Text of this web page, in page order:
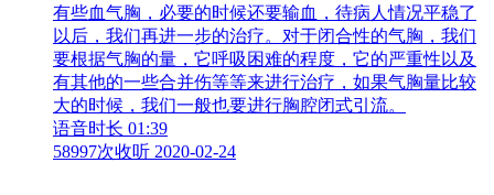
有些血气胸，必要的时候还要输血，待病人情况平稳了
以后，我们再进一步的治疗。对于闭合性的气胸，我们
要根据气胸的量，它呼吸困难的程度，它的严重性以及
有其他的一些合并伤等等来进行治疗，如果气胸量比较
大的时候，我们一般也要进行胸腔闭式引流。
语音时长 01:39
58997次收听 2020-02-24